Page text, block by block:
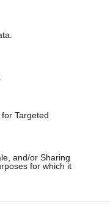
Targeted
and/or Sharing
for which it
με τα πόδια. Το
Για να
ή να
Αντωνόπουλου.
στον ανακριτή
της Αθήνας,